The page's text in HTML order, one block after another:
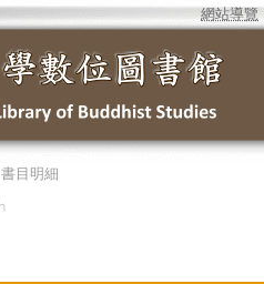
網站導覽
書目明細